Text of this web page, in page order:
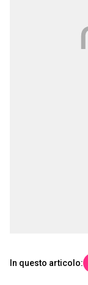
In questo articolo: